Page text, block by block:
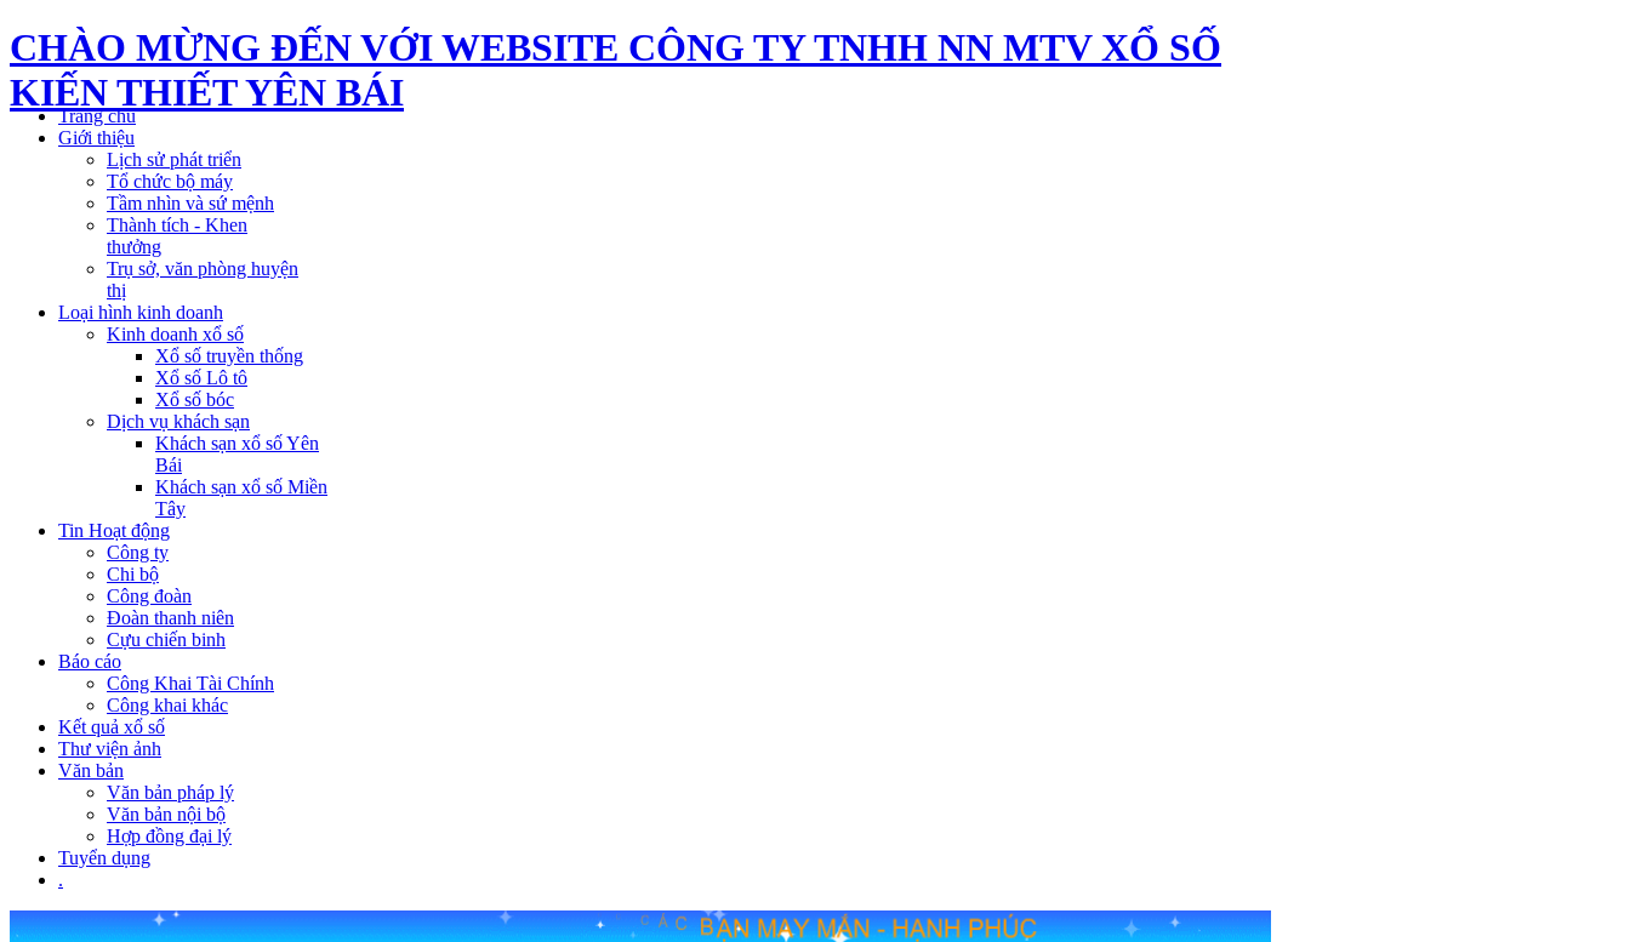
CHÀO MỪNG ĐẾN VỚI WEBSITE CÔNG TY TNHH NN MTV XỔ SỐ
KIẾN THIẾT YÊN BÁI
Trang chủ
Giới thiệu
Lịch sử phát triển
Tổ chức bộ máy
Tầm nhìn và sứ mệnh
Thành tích - Khen
thưởng
Trụ sở, văn phòng huyện
thị
Loại hình kinh doanh
Kinh doanh xổ số
Xổ số truyền thống
Xổ số Lô tô
Xổ số bóc
Dịch vụ khách sạn
Khách sạn xổ số Yên
Bái
Khách sạn xổ số Miền
Tây
Tin Hoạt động
Công ty
Chi bộ
Công đoàn
Đoàn thanh niên
Cựu chiến binh
Báo cáo
Công Khai Tài Chính
Công khai khác
Kết quả xổ số
Thư viện ảnh
Văn bản
Văn bản pháp lý
Văn bản nội bộ
Hợp đồng đại lý
Tuyển dụng
.